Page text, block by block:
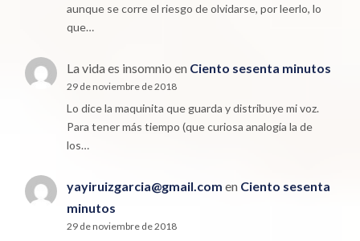
aunque se corre el riesgo de olvidarse, por leerlo, lo
que…
La vida es insomnio en Ciento sesenta minutos
29 de noviembre de 2018
Lo dice la maquinita que guarda y distribuye mi voz.
Para tener más tiempo (que curiosa analogía la de
los…
yayiruizgarcia@gmail.com en Ciento sesenta
minutos
29 de noviembre de 2018